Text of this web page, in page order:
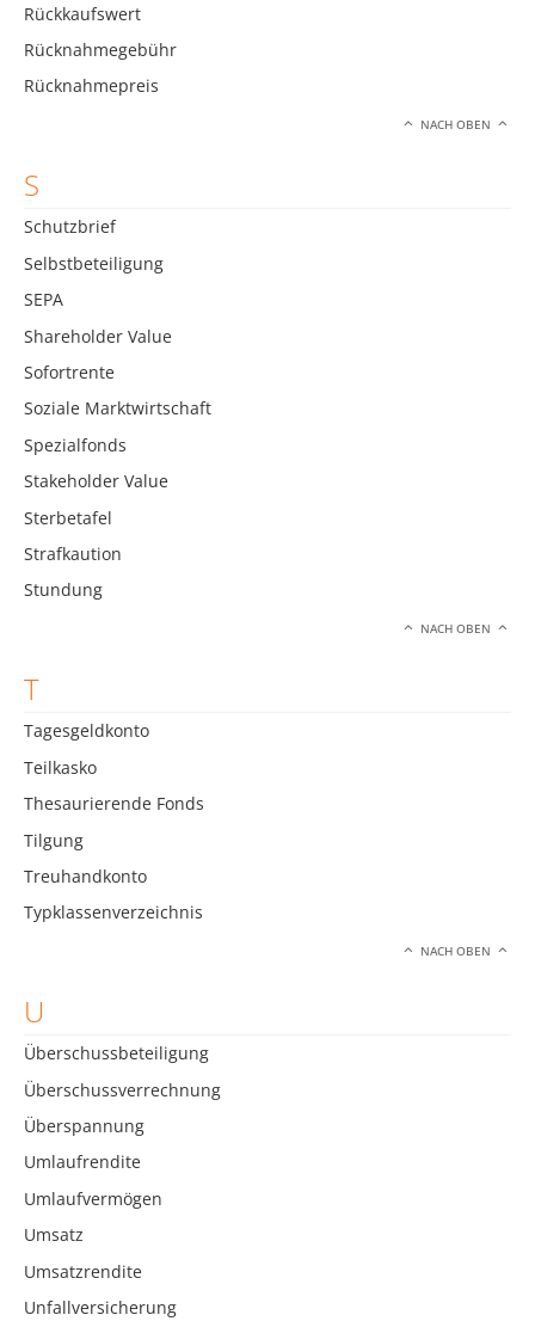
Rückkaufswert
Rücknahmegebühr
Rücknahmepreis
NACH OBEN
S
Schutzbrief
Selbstbeteiligung
SEPA
Shareholder Value
Sofortrente
Soziale Marktwirtschaft
Spezialfonds
Stakeholder Value
Sterbetafel
Strafkaution
Stundung
NACH OBEN
T
Tagesgeldkonto
Teilkasko
Thesaurierende Fonds
Tilgung
Treuhandkonto
Typklassenverzeichnis
NACH OBEN
U
Überschussbeteiligung
Überschussverrechnung
Überspannung
Umlaufrendite
Umlaufvermögen
Umsatz
Umsatzrendite
Unfallversicherung